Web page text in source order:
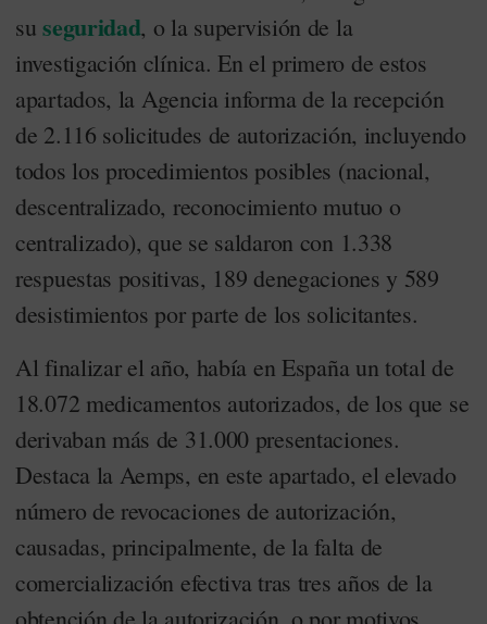
suseguridad, o la supervisión de la
investigación clínica. En el primero de estos
apartados, la Agencia informa de la recepción
de 2.116 solicitudes de autorización, incluyendo
todos los procedimientos posibles (nacional,
descentralizado, reconocimiento mutuo o
centralizado), que se saldaron con 1.338
respuestas positivas, 189 denegaciones y 589
desistimientos por parte de los solicitantes.
Al finalizar el año, había en España un total de
18.072 medicamentos autorizados, de los que se
derivaban más de 31.000 presentaciones.
Destaca la Aemps, en este apartado, el elevado
número de revocaciones de autorización,
causadas, principalmente, de la falta de
comercialización efectiva tras tres años de la